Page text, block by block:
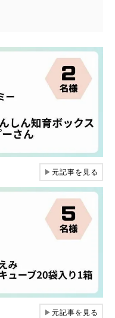
▶元記事を見る
▶元記事を見る